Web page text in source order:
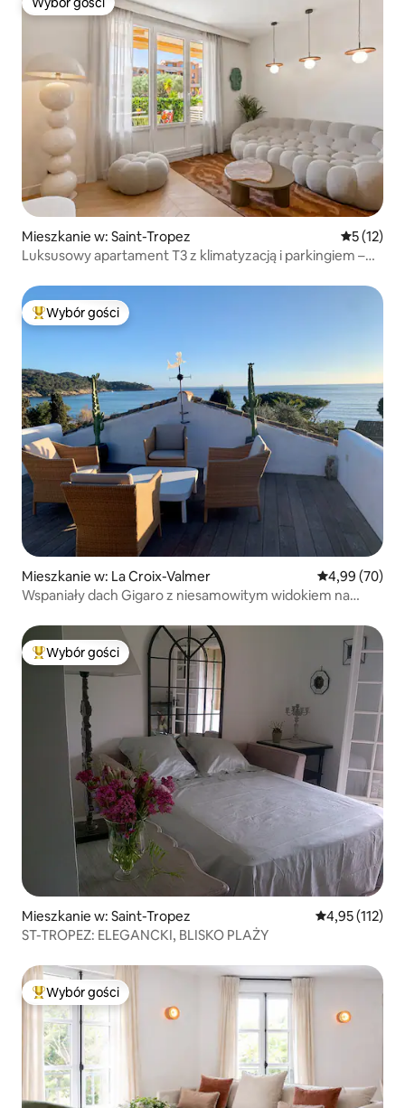
Wybór gości
Mieszkanie w: Saint-Tropez Średnia
5 (12)
Luksusowy apartament T3 z klimatyzacją i parkingiem –
Najpopularniejsze z kategorii Wybór gości
Wybór gości
Mieszkanie w: La Croix-Valmer Średnia
4,99 (70)
Wspaniały dach Gigaro z niesamowitym widokiem na
Najpopularniejsze z kategorii Wybór gości
Wybór gości
Mieszkanie w: Saint-Tropez Średnia
4,95 (112)
ST-TROPEZ: ELEGANCKI, BLISKO PLAŻY
Najpopularniejsze z kategorii Wybór gości
Wybór gości